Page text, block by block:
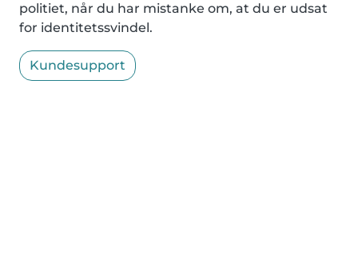
politiet, når du har mistanke om, at du er udsat
for identitetssvindel.
Kundesupport